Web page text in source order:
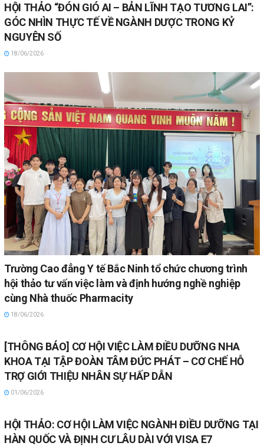
HỘI THẢO “ĐÓN GIÓ AI – BẢN LĨNH TẠO TƯƠNG LAI”:
GÓC NHÌN THỰC TẾ VỀ NGÀNH DƯỢC TRONG KỶ
NGUYÊN SỐ
18/06/2026
Trường Cao đẳng Y tế Bắc Ninh tổ chức chương trình
hội thảo tư vấn việc làm và định hướng nghề nghiệp
cùng Nhà thuốc Pharmacity
18/06/2026
[THÔNG BÁO] CƠ HỘI VIỆC LÀM ĐIỀU DƯỠNG NHA
KHOA TẠI TẬP ĐOÀN TÂM ĐỨC PHÁT – CƠ CHẾ HỖ
TRỢ GIỚI THIỆU NHÂN SỰ HẤP DẪN
01/06/2026
HỘI THẢO: CƠ HỘI LÀM VIỆC NGÀNH ĐIỀU DƯỠNG TẠI
HÀN QUỐC VÀ ĐỊNH CƯ LÂU DÀI VỚI VISA E7